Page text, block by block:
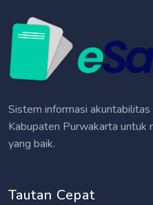
Sistem informasi
Kabupaten Purwakarta untuk
yang baik.
Tautan Cepat